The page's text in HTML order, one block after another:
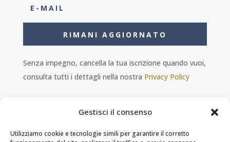
Gestisci il consenso
Utilizziamo cookie e tecnologie simili per garantire il corretto
RIMANI AGGIORNATO
Senza impegno, cancella la tua iscrizione quando vuoi,
consulta tutti i dettagli nella nostra Privacy Policy